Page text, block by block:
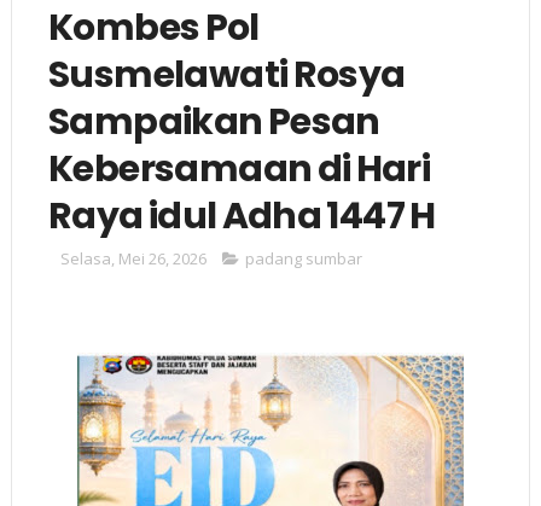
Kombes Pol
Susmelawati Rosya
Sampaikan Pesan
Kebersamaan di Hari
Raya idul Adha 1447 H
Selasa, Mei 26, 2026 padang sumbar